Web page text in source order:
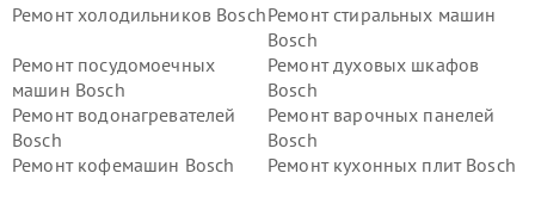
Ремонт холодильников BoschРемонт стиральных машин
Bosch
Ремонт посудомоечных
машин Bosch
Ремонт духовых шкафов
Bosch
Ремонт водонагревателей
Bosch
Ремонт варочных панелей
Bosch
Ремонт кофемашин Bosch
Ремонт кухонных плит Bosch